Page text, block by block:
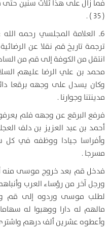
فما زال على هذا ثلاث سنين
( 35 ) .
6ـ العلامة المجلسي رحمه
ترجمة تاريخ قم نقلا عن
انتقل من الكوفة إلى قم من
محمد بن علي الرضا عليهم
وكان يسدل على وجهه برقعا
مدينتنا وجوارنا .
فرفع البرقع عن وجهه فلم
أحمد بن عبد العزيز بن دلف
وأفراسا جيادا ووظفه في
مسرجا .
فدخل قم بعد خروج موسى منه
ورجل آخر من رؤساء العرب
لطلب موسى وردوه إلى قم
مالهم له دارا ووهبوا له
وأعطوه عشرين ألف درهم واشترى